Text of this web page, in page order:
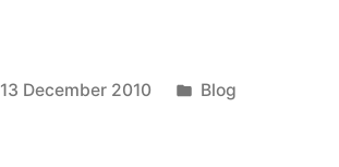
13 December 2010
Posted
Blog